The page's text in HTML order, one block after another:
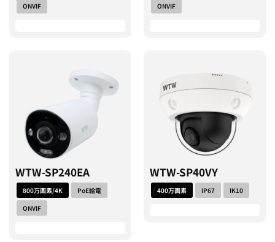
ONVIF
ONVIF
WTW-SP240EA
800万画素/4K
PoE給電
ONVIF
WTW-SP40VY
400万画素 IP67 IK10